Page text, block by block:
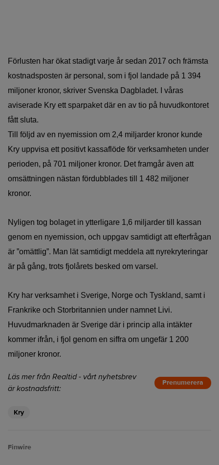
Förlusten har ökat stadigt varje år sedan 2017 och främsta
kostnadsposten är personal, som i fjol landade på 1 394
miljoner kronor, skriver Svenska Dagbladet. I våras
aviserade Kry ett sparpaket där en av tio på huvudkontoret
fått sluta.
Till följd av en nyemission om 2,4 miljarder kronor kunde
Kry uppvisa ett positivt kassaflöde för verksamheten under
perioden, på 701 miljoner kronor. Det framgår även att
omsättningen nästan fördubblades till 1 482 miljoner
kronor.
Nyligen tog bolaget in ytterligare 1,6 miljarder till kassan
genom en nyemission, och uppgav samtidigt att efterfrågan
är ”omättlig”. Man lät samtidigt meddela att nyrekryteringar
är på gång, trots fjolårets besked om varsel.
Kry har verksamhet i Sverige, Norge och Tyskland, samt i
Frankrike och Storbritannien under namnet Livi.
Huvudmarknaden är Sverige där i princip alla intäkter
kommer ifrån, i fjol genom en siffra om ungefär 1 200
miljoner kronor.
Läs mer från Realtid - vårt nyhetsbrev
är kostnadsfritt:
Prenumerera
Kry
Finwire